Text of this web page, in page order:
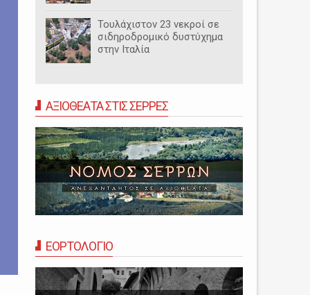
Τουλάχιστον 23 νεκροί σε
σιδηροδρομικό δυστύχημα
στην Ιταλία
ΑΞΙΟΘΕΑΤΑ ΣΤΙΣ ΣΕΡΡΕΣ
ΕΟΡΤΟΛΟΓΙΟ